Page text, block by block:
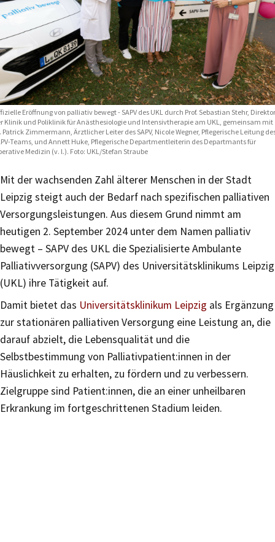
Eröffnung von palliativ bewegt - SAPV des UKL durch Prof. Sebastian Stehr, Direktor
Klinik und Poliklinik für Anästhesiologie und Intensivtherapie am UKL, gemeinsam mit
Patrick Zimmermann, Ärztlicher Leiter des SAPV, Nicole Wegner, Pflegerische Leitung
Teams, und Annett Huke, Pflegerische Departmentleiterin des Departmants für
Medizin (v. l.). Foto: UKL/Stefan Straube
Mit der wachsenden Zahl älterer Menschen in der Stadt
Leipzig steigt auch der Bedarf nach spezifischen palliativen
Versorgungsleistungen. Aus diesem Grund nimmt am
heutigen 2. September 2024 unter dem Namen palliativ
bewegt – SAPV des UKL die Spezialisierte Ambulante
Palliativversorgung (SAPV) des Universitätsklinikums Leipzig
(UKL) ihre Tätigkeit auf.
Damit bietet das Universitätsklinikum Leipzig als Ergänzung
zur stationären palliativen Versorgung eine Leistung an, die
darauf abzielt, die Lebensqualität und die
Selbstbestimmung von Palliativpatient:innen in der
Häuslichkeit zu erhalten, zu fördern und zu verbessern.
Zielgruppe sind Patient:innen, die an einer unheilbaren
Erkrankung im fortgeschrittenen Stadium leiden.